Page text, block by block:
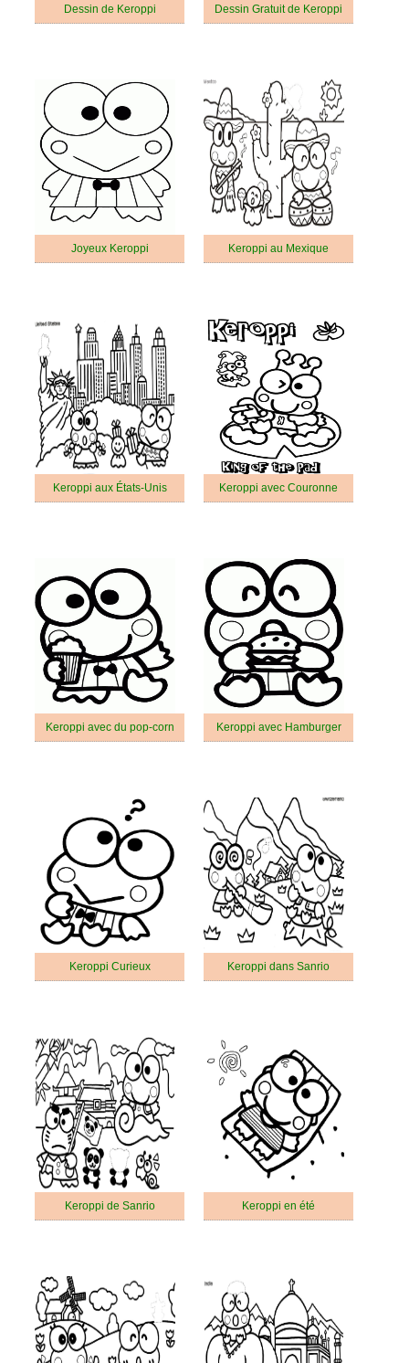
Dessin de Keroppi Dessin Gratuit de Keroppi
Joyeux Keroppi Keroppi au Mexique
Keroppi aux États-Unis Keroppi avec Couronne
Keroppi avec du pop-corn Keroppi avec Hamburger
Keroppi Curieux Keroppi dans Sanrio
Keroppi de Sanrio Keroppi en été